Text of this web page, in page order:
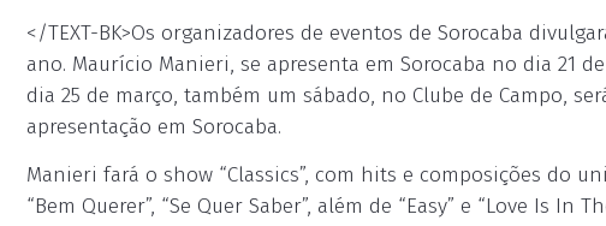
</TEXT-BK>Os organizadores de eventos de Sorocaba
ano. Maurício Manieri, se apresenta em Sorocaba no dia 21
dia 25 de março, também um sábado, no Clube de Campo,
apresentação em Sorocaba.
Manieri fará o show “Classics”, com hits e composições do
“Bem Querer”, “Se Quer Saber”, além de “Easy” e “Love Is In